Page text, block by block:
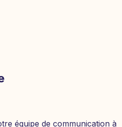
équipe de communication à